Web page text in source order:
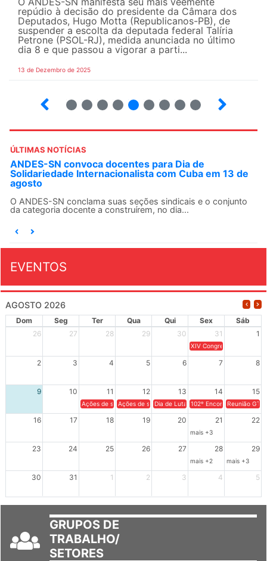
repúdio à decisão do presidente da Câmara dos
Deputados, Hugo Motta (Republicanos-PB), de
suspender a escolta da deputada federal Talíria
Petrone (PSOL-RJ), medida anunciada no último
dia 8 e que passou a vigorar a parti...
13 de Dezembro de 2025
ÚLTIMAS NOTÍCIAS
ANDES-SN convoca docentes para Dia de
Solidariedade Internacionalista com Cuba em 13 de
agosto
O ANDES-SN conclama suas seções sindicais e o conjunto
da categoria docente a construírem, no dia...
EVENTOS
AGOSTO 2026
Dom Seg Ter Qua Qui Sex
Sáb
26
27 28 29 30 31 1
XIV Congresso Brasileiro
2 3 4 5 6 7 8
9 10 11 12 13 14 15
Ações de solidariedade a Cuba no Rio Grande do Sul - 100
Ações de solidariedade a Cuba no Rio Grande do
Dia de Luta em Defesa de Cuba e da
102º Encontro da
Reunião
16 17 18 19 20 21 22
mais +3
23 24 25 26 27 28 29
mais +2 mais +3
30 31 1 2 3 4 5
GRUPOS DE
TRABALHO/
SETORES